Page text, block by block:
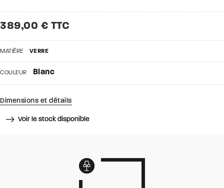
389,00 € TTC
MATIÈRE VERRE
COULEUR Blanc
Dimensions et détails
Voir le stock disponible